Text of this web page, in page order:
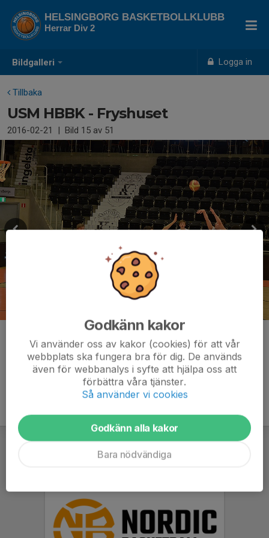
Bildgalleri Logga in
HELSINGBORG BASKETBOLLKLUBB
Herrar Div 2
Tillbaka
USM HBBK - Fryshuset
2016-02-21 | Bild 15 av 51
Kommentarer
Godkänn kakor
Vi använder oss av kakor (cookies) för att vår
webbplats ska fungera bra för dig. De används
även för webbanalys i syfte att hjälpa oss att
förbättra våra tjänster.
Så använder vi cookies
Godkänn alla kakor
Bara nödvändiga